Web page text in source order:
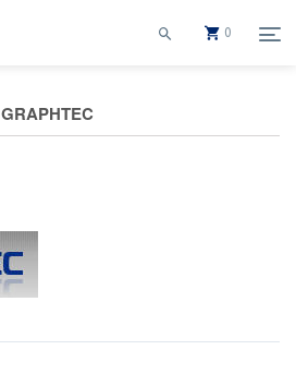
0
GRAPHTEC